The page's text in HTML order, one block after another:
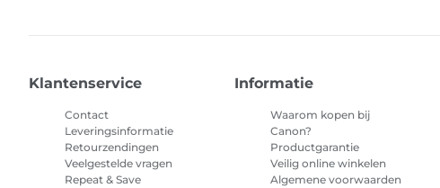
Klantenservice
Contact
Leveringsinformatie
Retourzendingen
Veelgestelde vragen
Repeat & Save
Informatie
Waarom kopen bij
Canon?
Productgarantie
Veilig online winkelen
Algemene voorwaarden